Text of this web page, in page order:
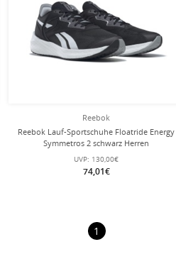
Reebok
Reebok Lauf-Sportschuhe Floatride Energy
Symmetros 2 schwarz Herren
UVP: 130,00€
74,01€
1